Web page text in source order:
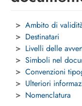
Ambito di
Destinatari
Livelli delle
Simboli nel
Convenzioni
Ulteriori
Nomenclatura
Montaggio
Messa in